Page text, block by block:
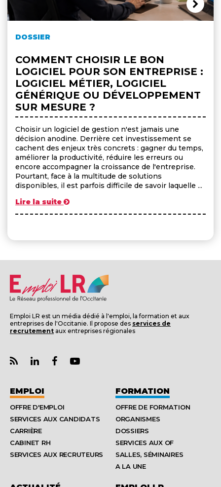
DOSSIER
COMMENT CHOISIR LE BON
LOGICIEL POUR SON ENTREPRISE :
LOGICIEL MÉTIER, LOGICIEL
GÉNÉRIQUE OU DÉVELOPPEMENT
SUR MESURE ?
Choisir un logiciel de gestion n'est jamais une
décision anodine. Derrière cet investissement se
cachent des enjeux très concrets : gagner du temps,
améliorer la productivité, réduire les erreurs ou
encore accompagner la croissance de l'entreprise.
Pourtant, face à la multitude de solutions
disponibles, il est parfois difficile de savoir laquelle ...
Lire la suite
Emploi LR est un média dédié à l'emploi, la formation et aux
entreprises de l'Occitanie. Il propose des services de
recrutement aux entreprises régionales
EMPLOI
OFFRE D'EMPLOI
SERVICES AUX CANDIDATS
CARRIÈRE
CABINET RH
SERVICES AUX RECRUTEURS
FORMATION
OFFRE DE FORMATION
ORGANISMES
DOSSIERS
SERVICES AUX OF
SALLES, SÉMINAIRES
A LA UNE